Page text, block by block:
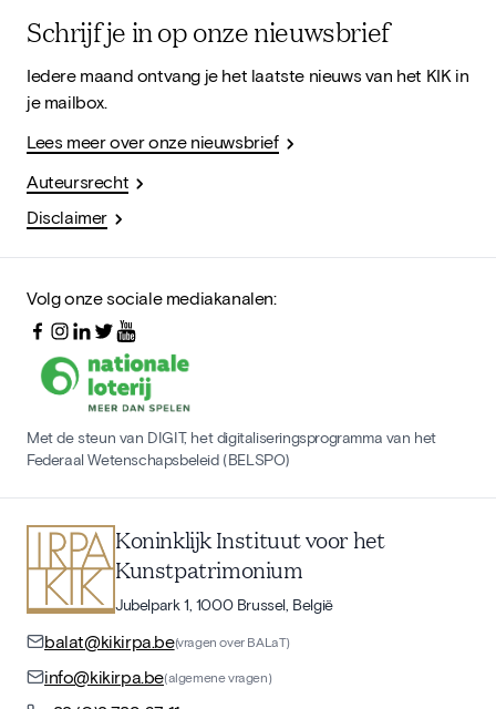
Schrijf je in op onze nieuwsbrief
Iedere maand ontvang je het laatste nieuws van het KIK in
je mailbox.
Lees meer over onze nieuwsbrief
Auteursrecht
Disclaimer
Volg onze sociale mediakanalen:
Met de steun van DIGIT, het digitaliseringsprogramma van het
Federaal Wetenschapsbeleid (BELSPO)
Koninklijk Instituut voor het
Kunstpatrimonium
Jubelpark 1, 1000 Brussel, België
balat@kikirpa.be(vragen over BALaT)
info@kikirpa.be(algemene vragen)